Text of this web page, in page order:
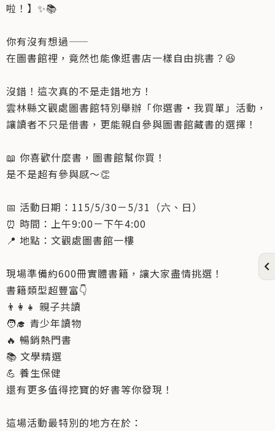
啦！】✨📚
你有沒有想過——
在圖書館裡，竟然也能像逛書店一樣自由挑書？😆
沒錯！這次真的不是走錯地方！
雲林縣文觀處圖書館特別舉辦「你選書・我買單」活動，
讓讀者不只是借書，更能親自參與圖書館藏書的選擇！
📖 你喜歡什麼書，圖書館幫你買！
是不是超有參與感～👏
📅 活動日期：115/5/30－5/31（六、日）
⏰ 時間：上午9:00－下午4:00
📍 地點：文觀處圖書館一樓
現場準備約600冊實體書籍，讓大家盡情挑選！
書籍類型超豐富👇
👨‍👩‍👧 親子共讀
🧑‍🎓 青少年讀物
🔥 暢銷熱門書
📚 文學精選
💪 養生保健
還有更多值得挖寶的好書等你發現！
這場活動最特別的地方在於：